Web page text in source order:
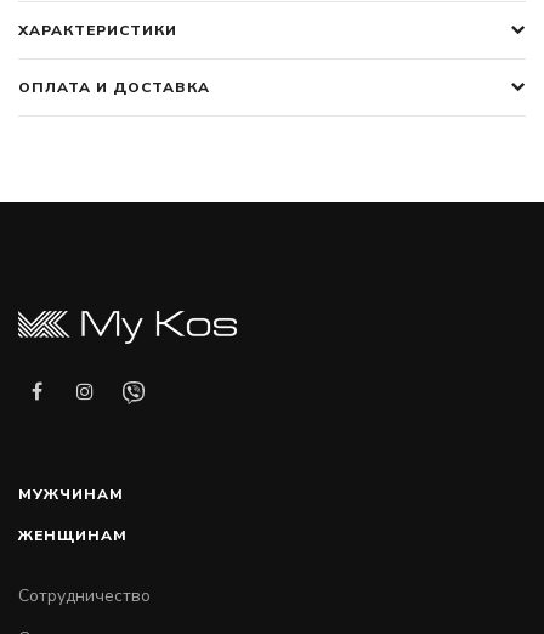
ХАРАКТЕРИСТИКИ
ОПЛАТА И ДОСТАВКА
МУЖЧИНАМ
ЖЕНЩИНАМ
Сотрудничество